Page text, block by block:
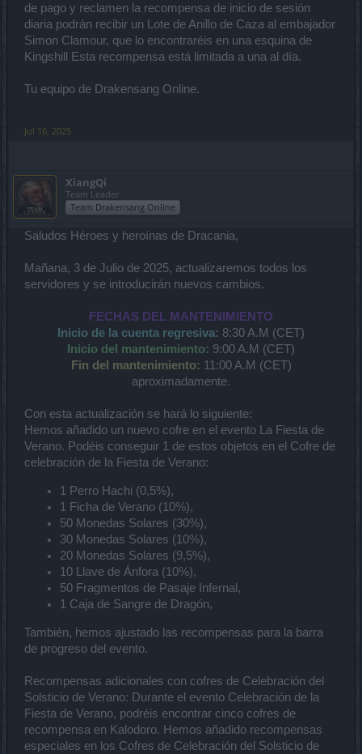
de pago y reclamen la recompensa de inicio de sesión
diaria podrán recibir un Lote de Anillo de Caza al embajador
Simon Clamour, que lo encontraréis en una esquina de
Kingshill Esta recompensa está limitada a una al día.
Tu equipo de Drakensang Online.
Jul 16, 2025
XiangQi
Team Leader
Team Drakensang Online
Saludos Héroes y heroínas de Dracania,
Mañana, 3 de Julio de 2025, actualizaremos todos los
servidores y se introducirán nuevos cambios.
FECHAS DEL MANTENIMIENTO
Inicio de la cuenta regresiva: 8:30 A.M (CET)
Inicio del mantenimiento: 9:00 A.M (CET)
Fin del mantenimiento: 11:00 A.M (CET)
aproximadamente.
Con esta actualización se hará lo siguiente:
Hemos añadido un nuevo cofre en el evento La Fiesta de
Verano. Podéis conseguir 1 de estos objetos en el Cofre de
celebración de la Fiesta de Verano:
1 Perro Hachi (0,5%),
1 Ficha de Verano (10%),
50 Monedas Solares (30%),
30 Monedas Solares (10%),
20 Monedas Solares (9,5%),
10 Llave de Ánfora (10%),
50 Fragmentos de Pasaje Infernal,
1 Caja de Sangre de Dragón,
También, hemos ajustado las recompensas para la barra
de progreso del evento.
Recompensas adicionales con cofres de Celebración del
Solsticio de Verano: Durante el evento Celebración de la
Fiesta de Verano, podréis encontrar cinco cofres de
recompensa en Kalodoro. Hemos añadido recompensas
especiales en los Cofres de Celebración del Solsticio de